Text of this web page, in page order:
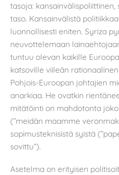
tasoja:
taso. Kansainvälistä
luonnollisesti eniten. Syriza
neuvottelemaan
tuntuu olevan kaikille
katsoville viileän
Pohjois-Euroopan johtajien
anarkiaa. He ovatkin
mitätöinti on mahdotonta
(”meidän maamme
sopimusteknisistä syistä
sovittu”).
Asetelma on erityisen